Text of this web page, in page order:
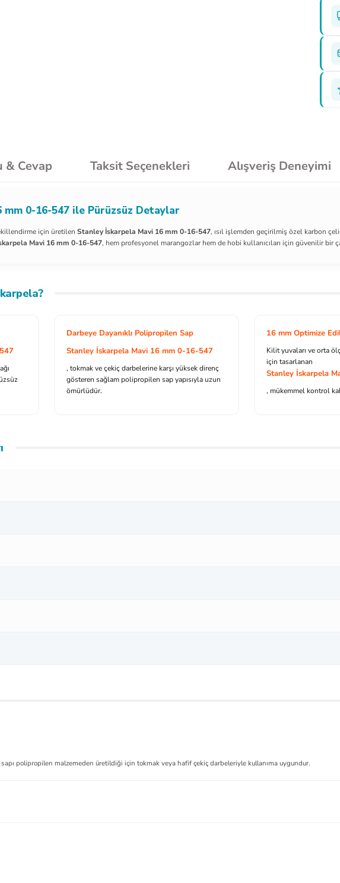
& Cevap Taksit Seçenekleri Alışveriş Deneyimi
0-16-547 ile Pürüzsüz Detaylar
için üretilen Stanley İskarpela Mavi 16 mm 0-16-547, ısıl işlemden geçirilmiş özel karbon
Mavi 16 mm 0-16-547, hem profesyonel marangozlar hem de hobi kullanıcıları için güvenilir bir
Darbeye Dayanıklı Polipropilen Sap
Stanley İskarpela Mavi 16 mm 0-16-547
, tokmak ve çekiç darbelerine karşı yüksek direnç
gösteren sağlam polipropilen sap yapısıyla uzun
ömürlüdür.
16 mm Optimize
Kilit yuvaları ve orta
için tasarlanan
Stanley İskarpela
, mükemmel kontrol
sapı polipropilen malzemeden üretildiği için tokmak veya hafif çekiç darbeleriyle kullanıma uygundur.